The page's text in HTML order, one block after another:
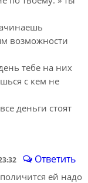
возможности
тебе на них
с кем не
деньги стоят
Ответить
ей надо